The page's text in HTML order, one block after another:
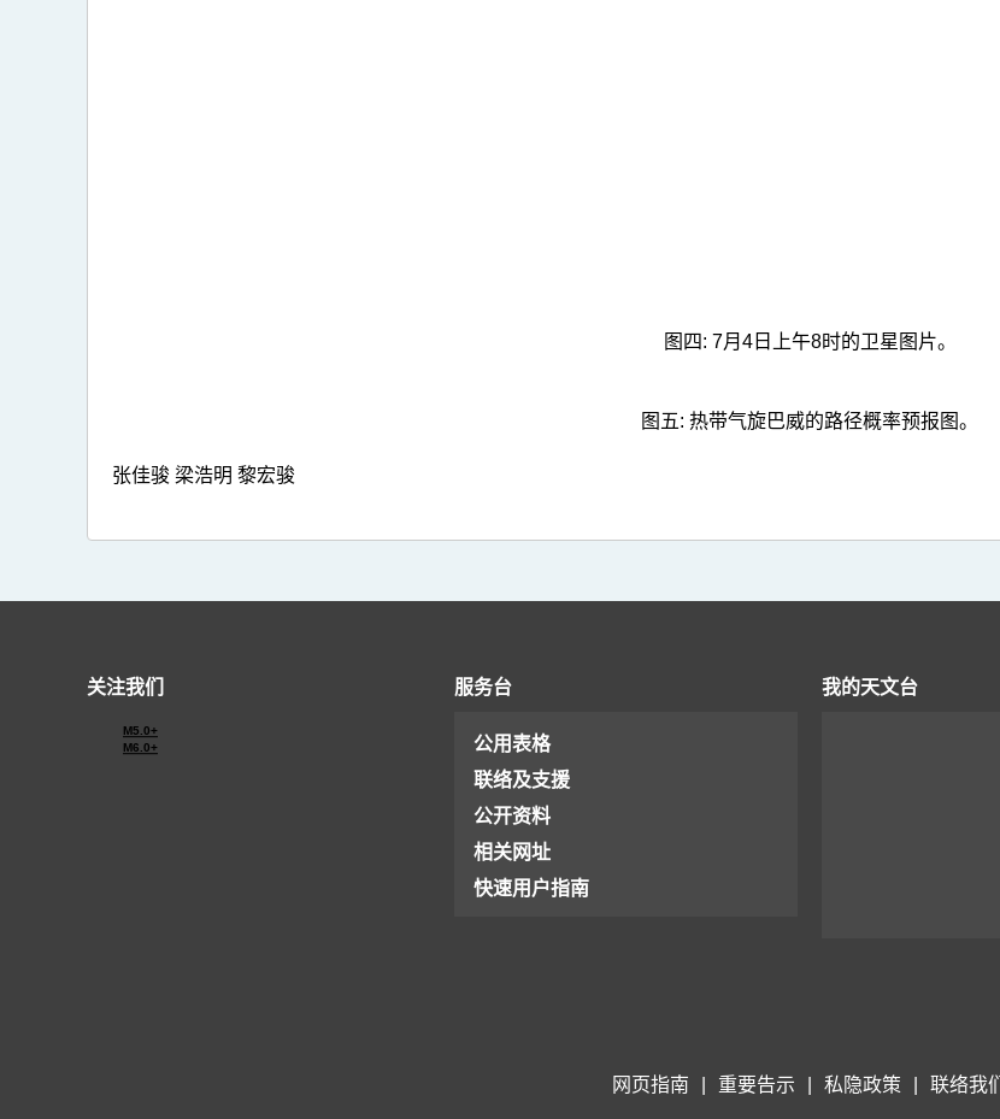
图四: 7月4日上午8时的卫星图片。
图五: 热带气旋巴威的路径概率预报图。
张佳骏 梁浩明 黎宏骏
关注我们
M5.0+
M6.0+
服务台
公用表格
联络及支援
公开资料
相关网址
快速用户指南
我的天文台
网页指南 重要告示 私隐政策 联络我们